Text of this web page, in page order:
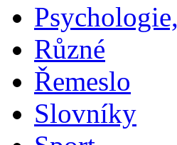
Různé
Řemeslo
Slovníky